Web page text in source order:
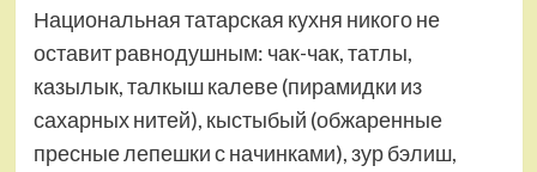
Национальная татарская кухня никого не
оставит равнодушным: чак-чак, татлы,
казылык, талкыш калеве (пирамидки из
сахарных нитей), кыстыбый (обжаренные
пресные лепешки с начинками), зур бэлиш,